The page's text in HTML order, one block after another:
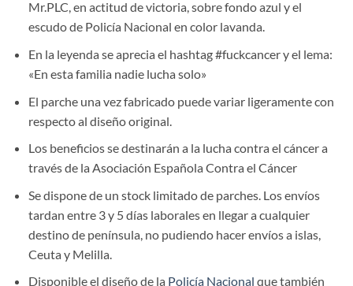
Mr.PLC, en actitud de victoria, sobre fondo azul y el
escudo de Policía Nacional en color lavanda.
En la leyenda se aprecia el hashtag #fuckcancer y el lema:
«En esta familia nadie lucha solo»
El parche una vez fabricado puede variar ligeramente con
respecto al diseño original.
Los beneficios se destinarán a la lucha contra el cáncer a
través de la Asociación Española Contra el Cáncer
Se dispone de un stock limitado de parches. Los envíos
tardan entre 3 y 5 días laborales en llegar a cualquier
destino de península, no pudiendo hacer envíos a islas,
Ceuta y Melilla.
Disponible el diseño de la Policía Nacional que también